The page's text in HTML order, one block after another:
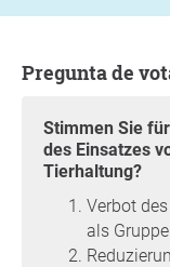
Pregunta de
Stimmen Sie für die Maßnahmen zur Reduzierung
des Einsatzes
Tierhaltung?
Verbot
als